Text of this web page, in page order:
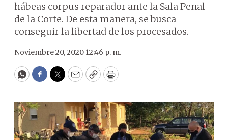
hábeas corpus reparador ante la Sala Penal
de la Corte. De esta manera, se busca
conseguir la libertad de los procesados.
Noviembre 20, 2020 12:46 p. m.
WhatsApp
Facebook
Twitter
EmailCopyPrint